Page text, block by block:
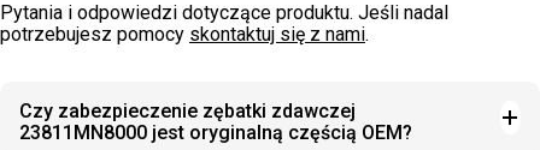
Pytania i odpowiedzi dotyczące produktu. Jeśli nadal
potrzebujesz pomocy skontaktuj się z nami.
Czy zabezpieczenie zębatki zdawczej
23811MN8000 jest oryginalną częścią OEM?